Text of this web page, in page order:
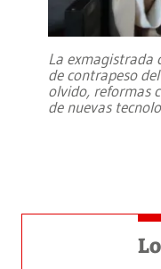
La exmagistrada
de contrapeso
olvido, reformas
de nuevas